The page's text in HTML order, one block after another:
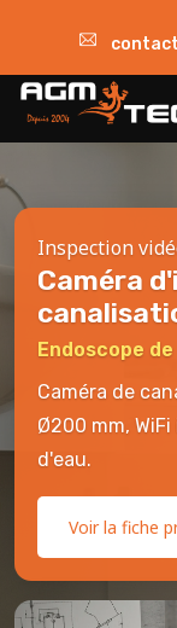
Inspection
Caméra
Endoscope
Caméra de
Ø200 mm,
d'eau.
Voir la fiche